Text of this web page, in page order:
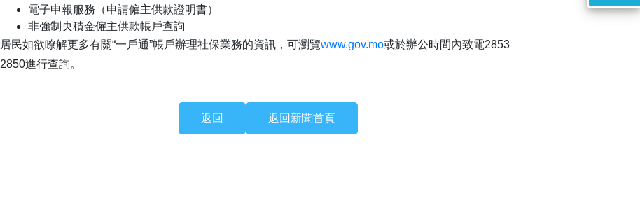
電子申報服務（申請僱主供款證明書）
非強制央積金僱主供款帳戶查詢
居民如欲瞭解更多有關“一戶通”帳戶辦理社保業務的資訊，可瀏覽www.gov.mo或於辦公時間內致電2853
2850進行查詢。
返回 返回新聞首頁